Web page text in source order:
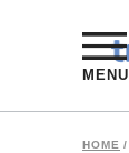
MENU
HOME /